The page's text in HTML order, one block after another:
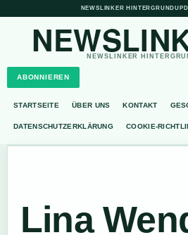
NEWSLINKER
NEWSLINKER
ABONNIEREN
STARTSEITE ÜBER UNS KONTAKT
DATENSCHUTZERKLÄRUNG COOKIE-
Lina